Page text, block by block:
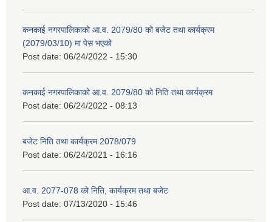
कनकाई नगरपालिकाको आ.व. 2079/80 को बजेट तथा कार्यक्रम
(2079/03/10) मा पेस भएको
Post date: 06/24/2022 - 15:30
कनकाई नगरपालिकाको आ.व. 2079/80 को निति तथा कार्यक्रम
Post date: 06/24/2022 - 08:13
बजेट निति तथा कार्यक्रम 2078/079
Post date: 06/24/2021 - 16:16
आ.व. 2077-078 को निति, कार्यक्रम तथा बजेट
Post date: 07/13/2020 - 15:46